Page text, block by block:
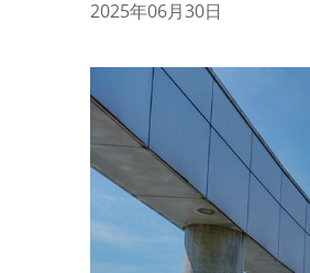
2025年06月30日